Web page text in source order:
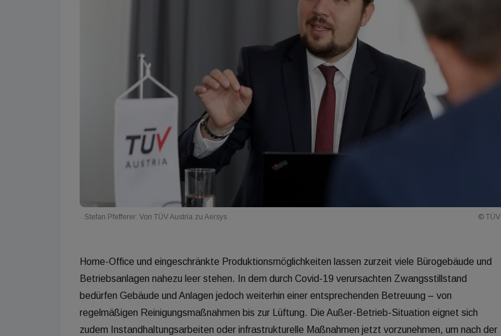
Stefan Pfefferer: Von TÜV Austria zu Aersys © TÜV
Home-Office und eingeschränkte Produktionsmöglichkeiten lassen zurzeit viele Bürogebäude und
Betriebsanlagen nahezu leer stehen. In dem durch Covid-19 verursachten Zwangsstillstand
bedürfen Gebäude und Anlagen jedoch weiterhin einer entsprechenden Betreuung – von
regelmäßigen Reinigungsmaßnahmen bis zur Lüftung. Die Außer-Betrieb-Situation eignet sich
zudem Instandhaltungsarbeiten oder infrastrukturelle Maßnahmen jetzt vorzunehmen, um nach der